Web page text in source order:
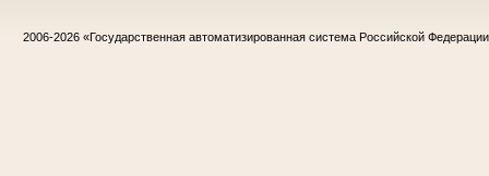
2006-2026 «Государственная автоматизированная система Российской